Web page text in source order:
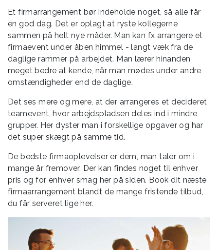
Et firmarrangement bør indeholde noget, så alle får
en god dag. Det er oplagt at ryste kollegerne
sammen på helt nye måder. Man kan fx arrangere et
firmaevent under åben himmel - langt væk fra de
daglige rammer på arbejdet. Man lærer hinanden
meget bedre at kende, når man mødes under andre
omstændigheder end de daglige.
Det ses mere og mere, at der arrangeres et decideret
teamevent, hvor arbejdspladsen deles ind i mindre
grupper. Her dyster man i forskellige opgaver og har
det super skægt på samme tid.
De bedste firmaoplevelser er dem, man taler om i
mange år fremover. Der kan findes noget til enhver
pris og for enhver smag her på siden. Book dit næste
firmaarrangement blandt de mange fristende tilbud,
du får serveret lige her.